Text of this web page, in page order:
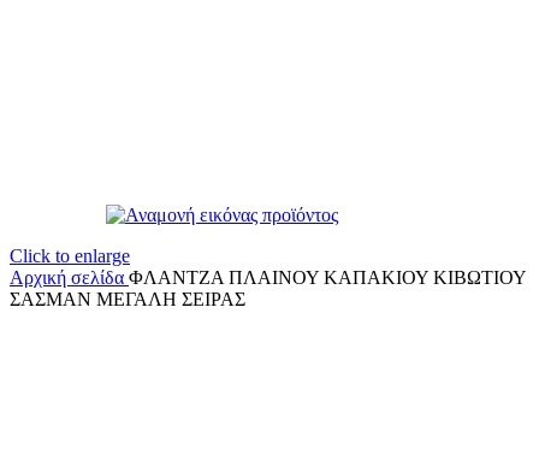
Click to enlarge
Αρχική σελίδα ΦΛΑΝΤΖΑ ΠΛΑΙΝΟΥ ΚΑΠΑΚΙΟΥ ΚΙΒΩΤΙΟΥ
ΣΑΣΜΑΝ ΜΕΓΑΛΗ ΣΕΙΡΑΣ